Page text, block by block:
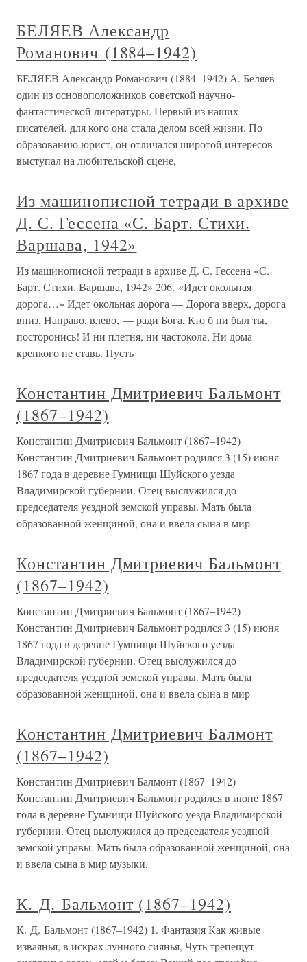
БЕЛЯЕВ Александр
Романович (1884–1942)
БЕЛЯЕВ Александр Романович (1884–1942) А. Беляев —
один из основоположников советской научно-
фантастической литературы. Первый из наших
писателей, для кого она стала делом всей жизни. По
образованию юрист, он отличался широтой интересов —
выступал на любительской сцене,
Из машинописной тетради в архиве
Д. С. Гессена «С. Барт. Стихи.
Варшава, 1942»
Из машинописной тетради в архиве Д. С. Гессена «С.
Барт. Стихи. Варшава, 1942» 206. «Идет окольная
дорога…» Идет окольная дорога — Дорога вверх, дорога
вниз, Направо, влево, — ради Бога, Кто б ни был ты,
посторонись! И ни плетня, ни частокола, Ни дома
крепкого не ставь. Пусть
Константин Дмитриевич Бальмонт
(1867–1942)
Константин Дмитриевич Бальмонт (1867–1942)
Константин Дмитриевич Бальмонт родился 3 (15) июня
1867 года в деревне Гумнищи Шуйского уезда
Владимирской губернии. Отец выслужился до
председателя уездной земской управы. Мать была
образованной женщиной, она и ввела сына в мир
Константин Дмитриевич Бальмонт
(1867–1942)
Константин Дмитриевич Бальмонт (1867–1942)
Константин Дмитриевич Бальмонт родился 3 (15) июня
1867 года в деревне Гумнищи Шуйского уезда
Владимирской губернии. Отец выслужился до
председателя уездной земской управы. Мать была
образованной женщиной, она и ввела сына в мир
Константин Дмитриевич Балмонт
(1867–1942)
Константин Дмитриевич Балмонт (1867–1942)
Константин Дмитриевич Бальмонт родился в июне 1867
года в деревне Гумнищи Шуйского уезда Владимирской
губернии. Отец выслужился до председателя уездной
земской управы. Мать была образованной женщиной, она
и ввела сына в мир музыки,
К. Д. Бальмонт (1867–1942)
К. Д. Бальмонт (1867–1942) 1. Фантазия Как живые
изваянья, в искрах лунного сиянья, Чуть трепещут